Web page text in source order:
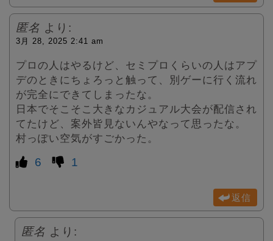
匿名 より:
3月 28, 2025 2:41 am
プロの人はやるけど、セミプロくらいの人はアプ
デのときにちょろっと触って、別ゲーに行く流れ
が完全にできてしまったな。
日本でそこそこ大きなカジュアル大会が配信され
てたけど、案外皆見ないんやなって思ったな。
村っぽい空気がすごかった。
6 1
返信
匿名 より: